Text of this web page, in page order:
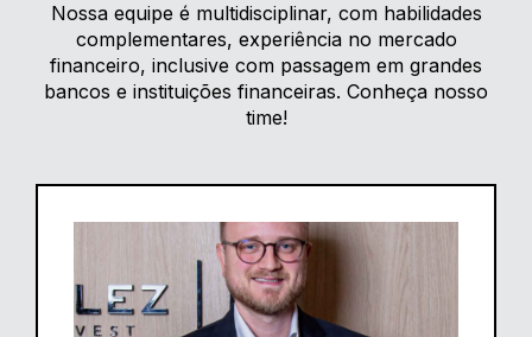
Nossa equipe é multidisciplinar, com habilidades
complementares, experiência no mercado
financeiro, inclusive com passagem em grandes
bancos e instituições financeiras. Conheça nosso
time!